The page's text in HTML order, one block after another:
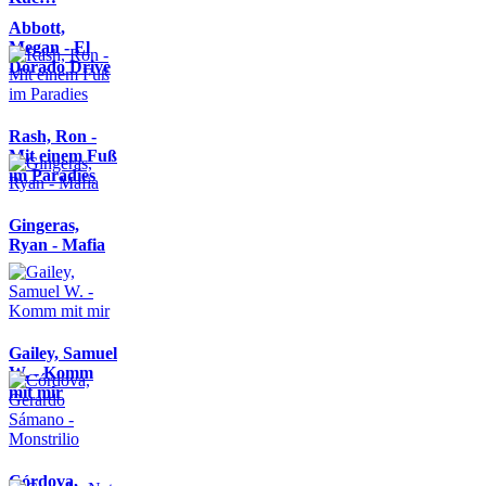
Abbott,
Megan - El
Dorado Drive
Rash, Ron -
Mit einem Fuß
im Paradies
Gingeras,
Ryan - Mafia
Gailey, Samuel
W. - Komm
mit mir
Córdova,